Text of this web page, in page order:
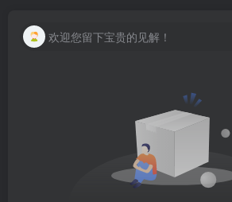
欢迎您留下宝贵的见解！